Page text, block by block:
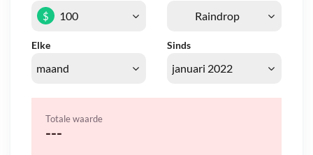
Elke Sinds
$
Totale waarde
---